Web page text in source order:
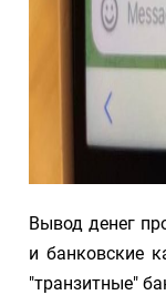
Вывод денег
и банковские
"транзитные"